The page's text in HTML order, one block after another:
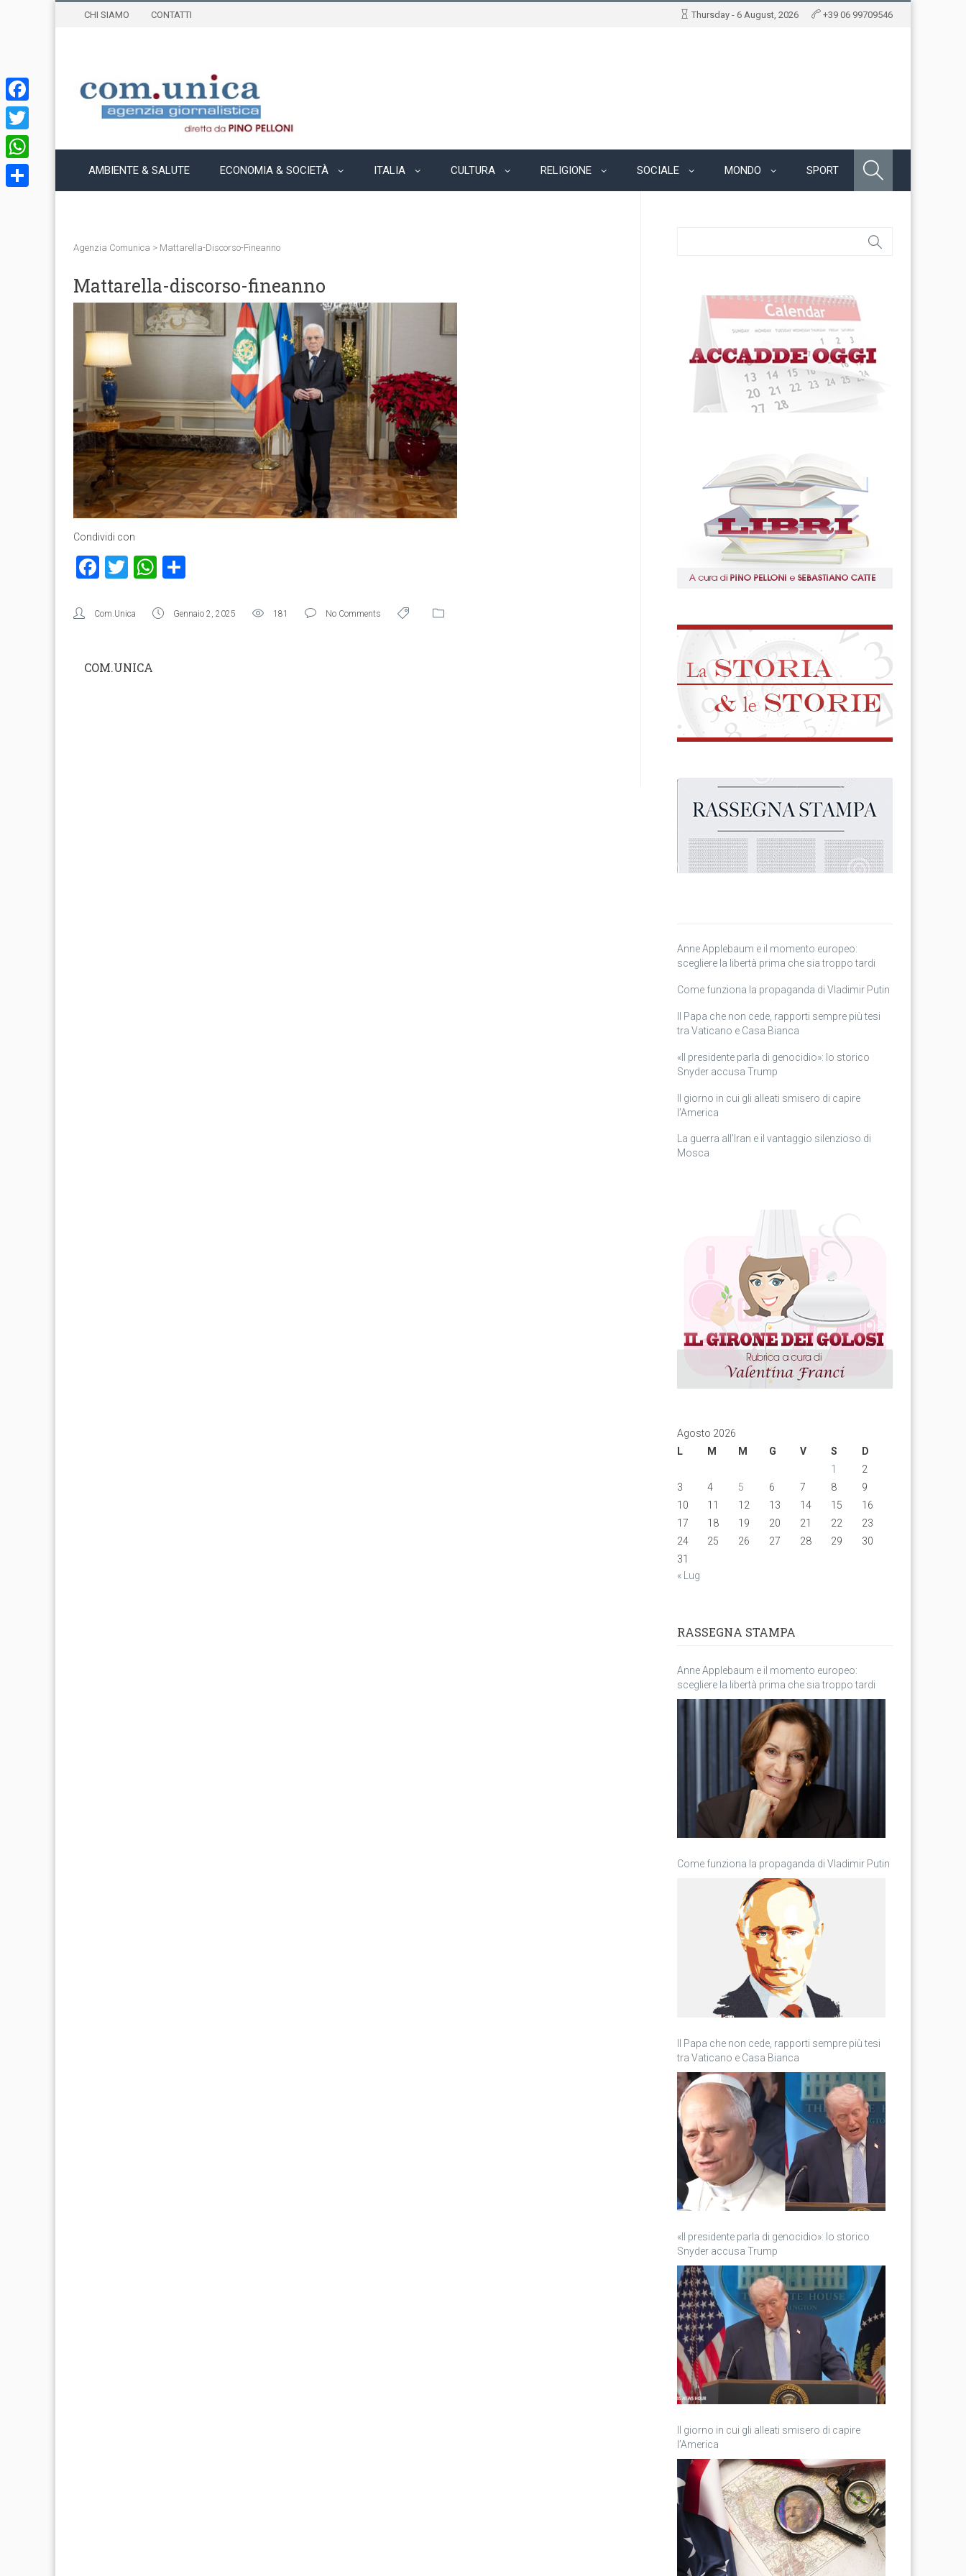
CHI SIAMO CONTATTI Thursday - 6 August, 2026 +39 06 99709546
AMBIENTE & SALUTE ECONOMIA & SOCIETÀ ITALIA CULTURA RELIGIONE SOCIALE MONDO SPORT
Agenzia Comunica > Mattarella-Discorso-Fineanno
Mattarella-discorso-fineanno
Condividi con
Facebook
TwitterWhatsApp
Com.Unica Gennaio 2, 2025 181 No Comments
COM.UNICA
Anne Applebaum e il momento europeo:
scegliere la libertà prima che sia troppo tardi
Come funziona la propaganda di Vladimir Putin
Il Papa che non cede, rapporti sempre più tesi
tra Vaticano e Casa Bianca
«Il presidente parla di genocidio»: lo storico
Snyder accusa Trump
Il giorno in cui gli alleati smisero di capire
l’America
La guerra all’Iran e il vantaggio silenzioso di
Mosca
Agosto 2026
L
M M G V S
D
1
2
3
4 5 6 7 8
9
10
11 12 13 14 15
16
17
18 19 20 21 22
23
24
25 26 27 28 29
30
31
« Lug
RASSEGNA STAMPA
Anne Applebaum e il momento europeo:
scegliere la libertà prima che sia troppo tardi
Come funziona la propaganda di Vladimir Putin
Il Papa che non cede, rapporti sempre più tesi
tra Vaticano e Casa Bianca
«Il presidente parla di genocidio»: lo storico
Snyder accusa Trump
Il giorno in cui gli alleati smisero di capire
l’America
Facebook
Twitter
WhatsApp